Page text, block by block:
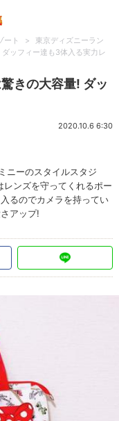
ート >
東京ディズニーラン
ッフィー達も3体入る実力レ
きの大容量! ダッ
2020.10.6 6:30
ニーのスタイルスタジ
ンズを守ってくれるポー
るのでカメラを持ってい
アップ!